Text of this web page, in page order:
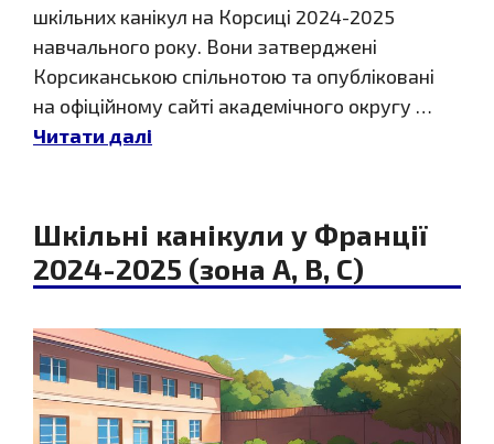
шкільних канікул на Корсиці 2024-2025
навчального року. Вони затверджені
Корсиканською спільнотою та опубліковані
на офіційному сайті академічного округу …
Читати далі
Шкільні канікули у Франції
2024-2025 (зона A, B, C)